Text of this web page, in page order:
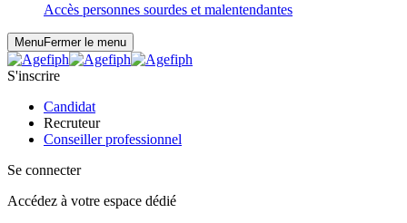
Accès personnes sourdes et malentendantes
MenuFermer le menu
S'inscrire
Candidat
Recruteur
Conseiller professionnel
Se connecter
Accédez à votre espace dédié